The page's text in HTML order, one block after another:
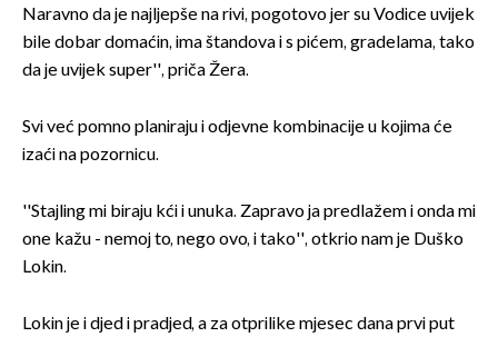
Naravno da je najljepše na rivi, pogotovo jer su Vodice uvijek
bile dobar domaćin, ima štandova i s pićem, gradelama, tako
da je uvijek super'', priča Žera.
Svi već pomno planiraju i odjevne kombinacije u kojima će
izaći na pozornicu.
''Stajling mi biraju kći i unuka. Zapravo ja predlažem i onda mi
one kažu - nemoj to, nego ovo, i tako'', otkrio nam je Duško
Lokin.
Lokin je i djed i pradjed, a za otprilike mjesec dana prvi put